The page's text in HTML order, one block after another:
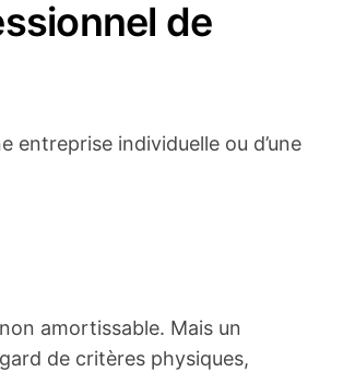
de
entreprise individuelle ou d’une
amortissable. Mais un
de critères physiques,